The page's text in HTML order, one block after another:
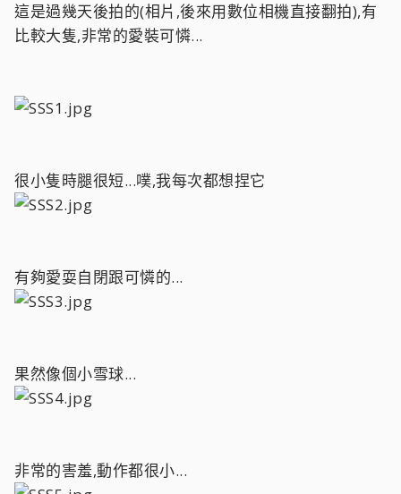
這是過幾天後拍的(相片,後來用數位相機直接翻拍),有
比較大隻,非常的愛裝可憐...
很小隻時腿很短...噗,我每次都想捏它
有夠愛耍自閉跟可憐的...
果然像個小雪球...
非常的害羞,動作都很小...